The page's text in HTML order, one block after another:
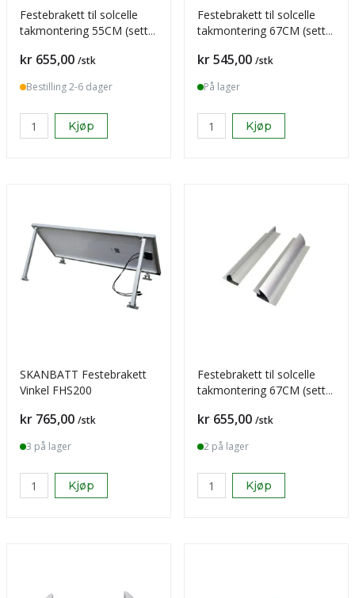
Festebrakett til solcelle
takmontering 55CM (sett)
Pris
kr 655,00 /stk
Bestilling 2-6 dager
Kjøp
Festebrakett til solcelle
takmontering 67CM (sett)
Pris
kr 545,00 /stk
På lager
Kjøp
SKANBATT Festebrakett
Vinkel FHS200
Pris
kr 765,00 /stk
3 på lager
Kjøp
Festebrakett til solcelle
takmontering 67CM (sett)
Pris
kr 655,00 /stk
2 på lager
Kjøp